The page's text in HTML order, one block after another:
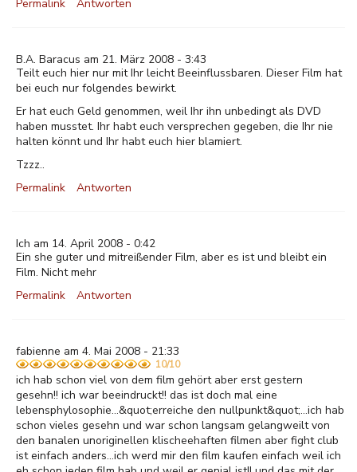
Permalink
Antworten
B.A. Baracus am 21. März 2008 - 3:43
Teilt euch hier nur mit Ihr leicht Beeinflussbaren. Dieser Film hat
bei euch nur folgendes bewirkt.
Er hat euch Geld genommen, weil Ihr ihn unbedingt als DVD
haben musstet. Ihr habt euch versprechen gegeben, die Ihr nie
halten könnt und Ihr habt euch hier blamiert.
Tzzz..
Permalink
Antworten
Ich am 14. April 2008 - 0:42
Ein she guter und mitreißender Film, aber es ist und bleibt ein
Film. Nicht mehr
Permalink
Antworten
fabienne am 4. Mai 2008 - 21:33
10/10
ich hab schon viel von dem film gehört aber erst gestern
gesehn!! ich war beeindruckt!! das ist doch mal eine
lebensphylosophie...&quot;erreiche den nullpunkt&quot;...ich hab
schon vieles gesehn und war schon langsam gelangweilt von
den banalen unoriginellen klischeehaften filmen aber fight club
ist einfach anders...ich werd mir den film kaufen einfach weil ich